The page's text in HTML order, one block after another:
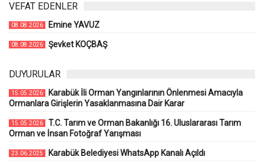
VEFAT EDENLER
08.08.2026 Emine YAVUZ
08.08.2026 Şevket KOÇBAŞ
DUYURULAR
15.05.2026
Karabük İli Orman Yangınlarının Önlenmesi Amacıyla
Ormanlara Girişlerin Yasaklanmasına Dair Karar
15.05.2026
T.C. Tarım ve Orman Bakanlığı 16. Uluslararası Tarım
Orman ve İnsan Fotoğraf Yarışması
23.06.2025 Karabük Belediyesi WhatsApp Kanalı Açıldı